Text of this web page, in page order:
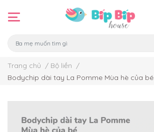
Trang chủ / Bộ liền /
Bodychip dài tay La Pomme Mùa hè của bé